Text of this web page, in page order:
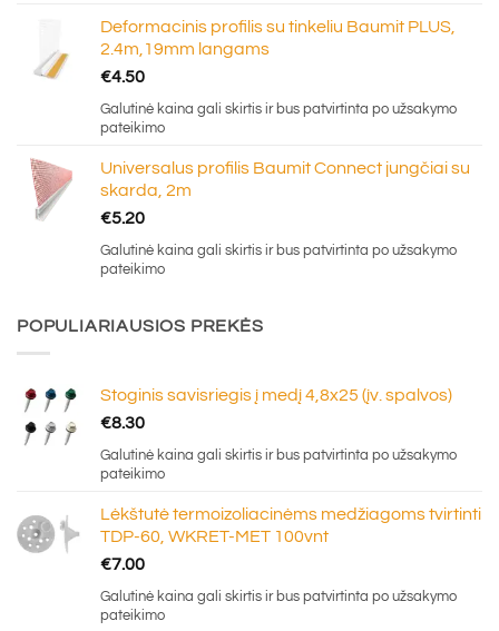
Deformacinis profilis su tinkeliu Baumit PLUS,
2.4m,19mm langams
€4.50
Galutinė kaina gali skirtis ir bus patvirtinta po užsakymo
pateikimo
Universalus profilis Baumit Connect jungčiai su
skarda, 2m
€5.20
Galutinė kaina gali skirtis ir bus patvirtinta po užsakymo
pateikimo
POPULIARIAUSIOS PREKĖS
Stoginis savisriegis į medį 4,8x25 (įv. spalvos)
€8.30
Galutinė kaina gali skirtis ir bus patvirtinta po užsakymo
pateikimo
Lėkštutė termoizoliacinėms medžiagoms tvirtinti
TDP-60, WKRET-MET 100vnt
€7.00
Galutinė kaina gali skirtis ir bus patvirtinta po užsakymo
pateikimo